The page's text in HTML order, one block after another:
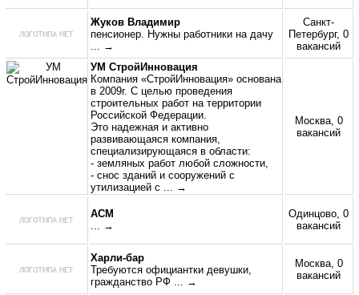
Жуков Владимир
пенсионер. Нужны работники на дачу
... →
Санкт-
Петербург, 0
вакансий
УМ СтройИнновация
Компания «СтройИнновация» основана
в 2009г. С целью проведения
строительных работ на территории
Российской Федерации.
Это надежная и активно
развивающаяся компания,
специализирующаяся в области:
- земляных работ любой сложности,
- снос зданий и сооружений с
утилизацией с
... →
Москва, 0
вакансий
АСМ
... →
Одинцово, 0
вакансий
Харли-бар
Требуются официантки девушки,
гражданство РФ
... →
Москва, 0
вакансий